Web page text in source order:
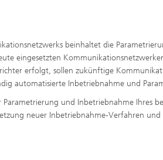
beinhaltet die
eingesetzten
erfolgt, sollen zukünftige
automatisierte Inbetriebnahme und
und Inbetriebnahme Ihres
neuer Inbetriebnahme-Verfahren